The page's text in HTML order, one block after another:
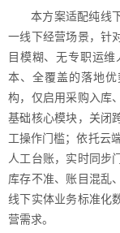
本方案适配纯线
一线下经营场景，针
目模糊、无专职运
本、全覆盖的落地
构，仅启用采购入库
基础核心模块，关闭
工操作门槛；依托云
人工台账，实时同步
库存不准、账目混乱
线下实体业务标准化
营需求。